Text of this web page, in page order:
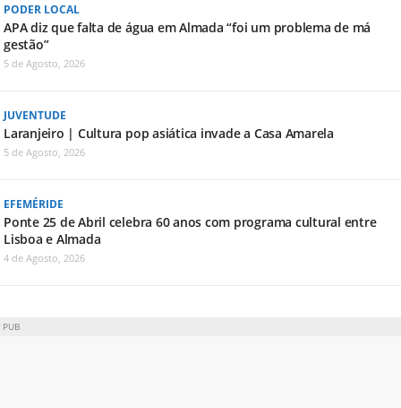
PODER LOCAL
APA diz que falta de água em Almada “foi um problema de má
gestão”
5 de Agosto, 2026
JUVENTUDE
Laranjeiro | Cultura pop asiática invade a Casa Amarela
5 de Agosto, 2026
EFEMÉRIDE
Ponte 25 de Abril celebra 60 anos com programa cultural entre
Lisboa e Almada
4 de Agosto, 2026
PUB